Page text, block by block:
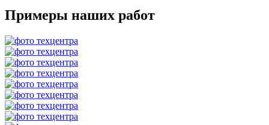
Примеры наших работ